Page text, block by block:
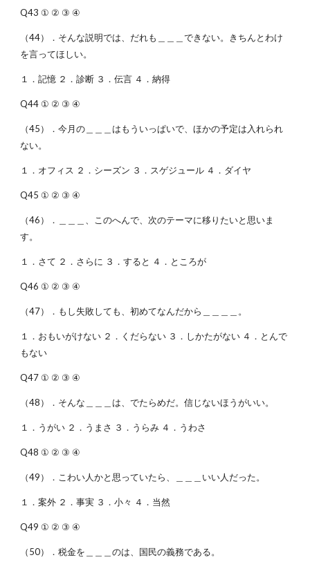
Q43 ① ② ③ ④
（44）．そんな説明では、だれも＿＿＿できない。きちんとわけ
を言ってほしい。
１．記憶 ２．診断 ３．伝言 ４．納得
Q44 ① ② ③ ④
（45）．今月の＿＿＿はもういっぱいで、ほかの予定は入れられ
ない。
１．オフィス ２．シーズン ３．スゲジュール ４．ダイヤ
Q45 ① ② ③ ④
（46）．＿＿＿、このへんで、次のテーマに移りたいと思いま
す。
１．さて ２．さらに ３．すると ４．ところが
Q46 ① ② ③ ④
（47）．もし失敗しても、初めてなんだから＿＿＿＿。
１．おもいがけない ２．くだらない ３．しかたがない ４．とんで
もない
Q47 ① ② ③ ④
（48）．そんな＿＿＿は、でたらめだ。信じないほうがいい。
１．うがい ２．うまさ ３．うらみ ４．うわさ
Q48 ① ② ③ ④
（49）．こわい人かと思っていたら、＿＿＿いい人だった。
１．案外 ２．事実 ３．小々 ４．当然
Q49 ① ② ③ ④
（50）．税金を＿＿＿のは、国民の義務である。